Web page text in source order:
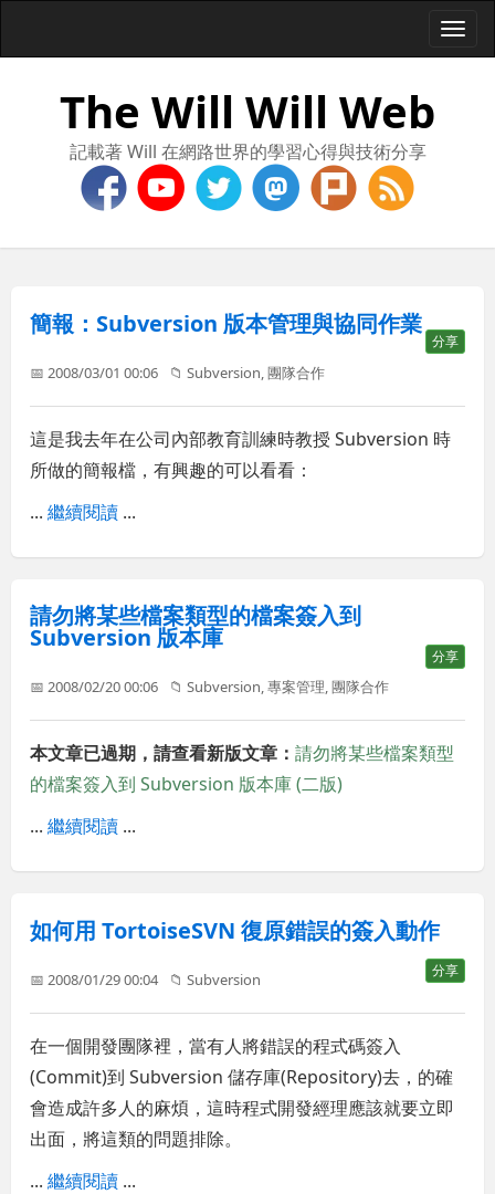
The Will Will Web
記載著 Will 在網路世界的學習心得與技術分享
簡報：Subversion 版本管理與協同作業
分享
📅 2008/03/01 00:06 📁Subversion ,團隊合作
這是我去年在公司內部教育訓練時教授 Subversion 時
所做的簡報檔，有興趣的可以看看：
...繼續閱讀 ...
請勿將某些檔案類型的檔案簽入到
Subversion 版本庫
分享
📅 2008/02/20 00:06 📁Subversion,專案管理,團隊合作
本文章已過期，請查看新版文章：請勿將某些檔案類型
的檔案簽入到 Subversion 版本庫 (二版)
...繼續閱讀 ...
如何用 TortoiseSVN 復原錯誤的簽入動作
分享
📅 2008/01/29 00:04 📁Subversion
在一個開發團隊裡，當有人將錯誤的程式碼簽入
(Commit)到 Subversion 儲存庫(Repository)去，的確
會造成許多人的麻煩，這時程式開發經理應該就要立即
出面，將這類的問題排除。
...繼續閱讀 ...